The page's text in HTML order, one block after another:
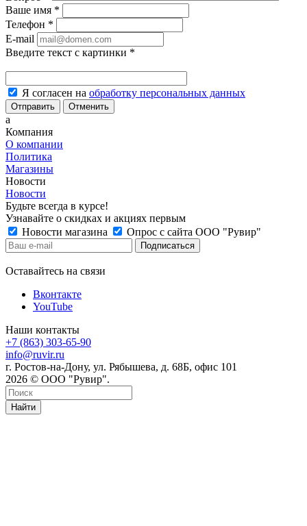
Ваше имя *
Телефон *
E-mail
Введите текст с картинки *
Я согласен на обработку персональных данных
Отменить
a
Компания
О компании
Политика
Магазины
Новости
Новости
Будьте всегда в курсе!
Узнавайте о скидках и акциях первым
Новости магазина
Опрос с сайта ООО "Рувир"
Оставайтесь на связи
Вконтакте
YouTube
Наши контакты
+7 (863) 303-65-90
info@ruvir.ru
г. Ростов-на-Дону, ул. Рябышева, д. 68Б, офис 101
2026 © ООО "Рувир".
Найти